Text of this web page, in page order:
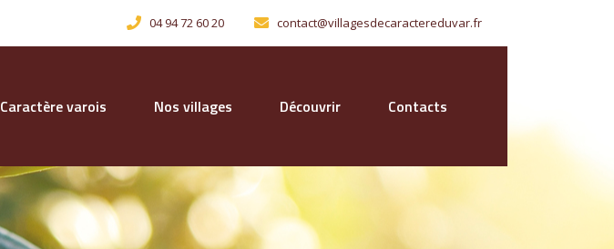
04 94 72 60 20 contact@villagesdecaractereduvar.fr
Caractère varois Nos villages Découvrir Contacts